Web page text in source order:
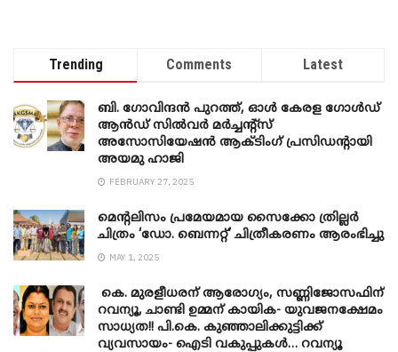
Trending Comments Latest
ബി. ​ഗോവിന്ദൻ പുറത്ത്, ഓൾ കേരള ഗോൾഡ്
ആൻഡ് സിൽവർ മർച്ചന്റ്സ്
അസോസിയേഷൻ ആക്ടിംഗ് പ്രസിഡന്റായി
അയമു ഹാജി
FEBRUARY 27, 2025
മെന്‍റലിസം പ്രമേയമായ സൈക്കോ ത്രില്ലർ
ചിത്രം ‘ഡോ. ബെന്നറ്റ്’ ചിത്രീകരണം ആരംഭിച്ചു
MAY 1, 2025
കെ. മുരളീധരന് ആരോഗ്യം, സണ്ണിജോസഫിന്
റവന്യൂ, ചാണ്ടി ഉമ്മന് കായിക- യുവജനക്ഷേമം
സാധ്യത!! പി.കെ. കുഞ്ഞാലിക്കുട്ടിക്ക്
വ്യവസായം- ഐടി വകുപ്പുകൾ… റവന്യൂ